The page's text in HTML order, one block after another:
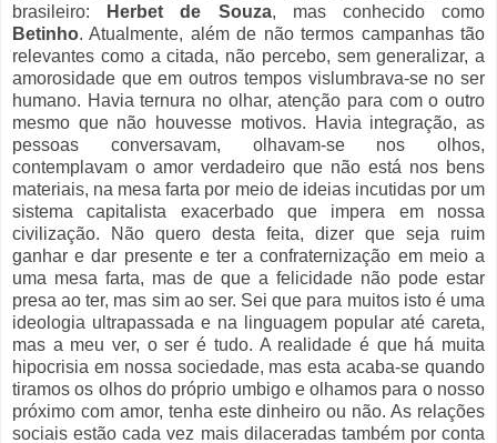
brasileiro:
Herbet de Souza, mas conhecido como
Betinho. Atualmente, além de não termos campanhas tão
relevantes como a citada, não percebo, sem generalizar, a
amorosidade que em outros tempos vislumbrava-se no ser
humano. Havia ternura no olhar, atenção para com o outro
mesmo que não houvesse motivos. Havia integração, as
pessoas conversavam, olhavam-se nos olhos,
contemplavam o amor verdadeiro que não está nos bens
materiais, na mesa farta por meio de ideias incutidas por um
sistema capitalista exacerbado que impera em nossa
civilização. Não quero desta feita, dizer que seja ruim
ganhar e dar presente e ter a confraternização em meio a
uma mesa farta, mas de que a felicidade não pode estar
presa ao ter, mas sim ao ser. Sei que para muitos isto é uma
ideologia ultrapassada e na linguagem popular até careta,
mas a meu ver, o ser é tudo. A realidade é que há muita
hipocrisia em nossa sociedade, mas esta acaba-se quando
tiramos os olhos do próprio umbigo e olhamos para o nosso
próximo com amor, tenha este dinheiro ou não. As relações
sociais estão cada vez mais dilaceradas também por conta